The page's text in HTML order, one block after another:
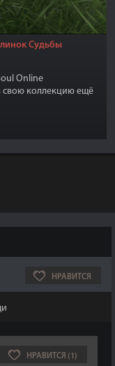
Судьбы
Online
свою коллекцию ещё
НРАВИТСЯ
НРАВИТСЯ (1)